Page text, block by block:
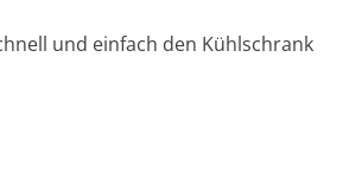
und einfach den Kühlschrank